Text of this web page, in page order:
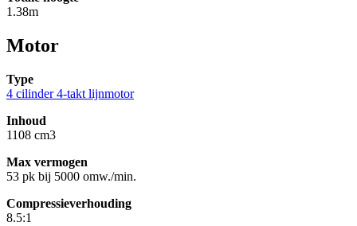
1.38m
Motor
Type
4 cilinder 4-takt lijnmotor
Inhoud
1108 cm3
Max vermogen
53 pk bij 5000 omw./min.
Compressieverhouding
8.5:1